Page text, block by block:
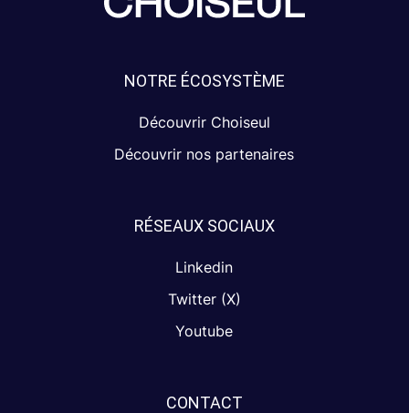
NOTRE ÉCOSYSTÈME
Découvrir Choiseul
Découvrir nos partenaires
RÉSEAUX SOCIAUX
Linkedin
Twitter (X)
Youtube
CONTACT